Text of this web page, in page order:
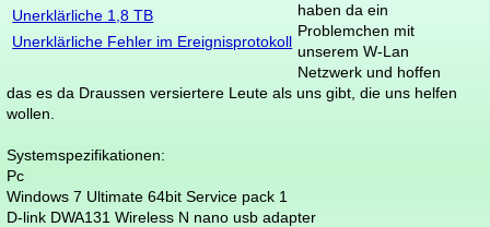
Unerklärliche 1,8 TB
Unerklärliche Fehler im Ereignisprotokoll
haben da ein
Problemchen mit
unserem W-Lan
Netzwerk und hoffen
das es da Draussen versiertere Leute als uns gibt, die uns helfen
wollen.
Systemspezifikationen:
Pc
Windows 7 Ultimate 64bit Service pack 1
D-link DWA131 Wireless N nano usb adapter